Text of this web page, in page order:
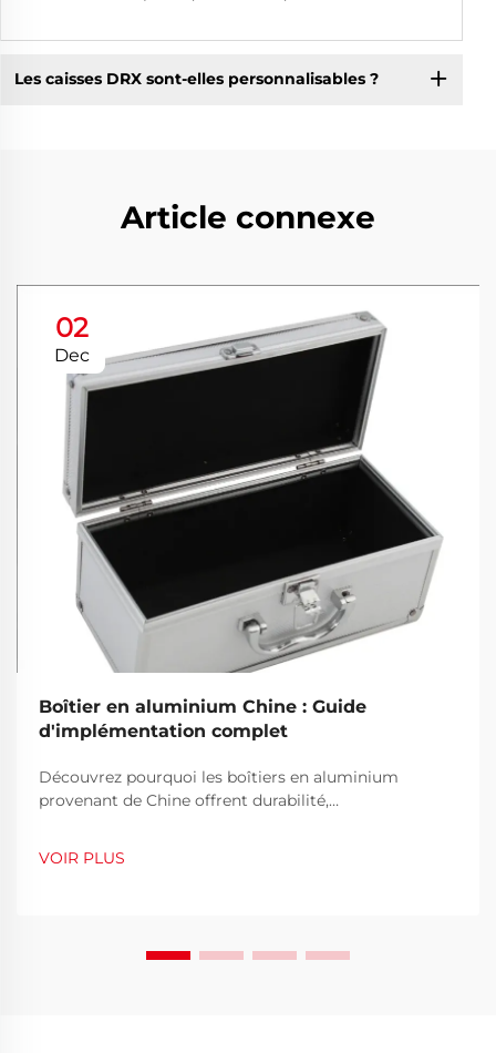
Les caisses DRX sont-elles personnalisables ?
Article connexe
02
Dec
Boîtier en aluminium Chine : Guide
d'implémentation complet
Découvrez pourquoi les boîtiers en aluminium
provenant de Chine offrent durabilité,
éviter les pièges courants. Obtenez dès maintenant
VOIR PLUS